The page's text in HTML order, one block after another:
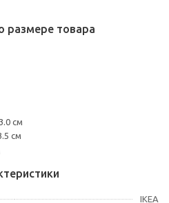
размере товара
см
см
IKEA